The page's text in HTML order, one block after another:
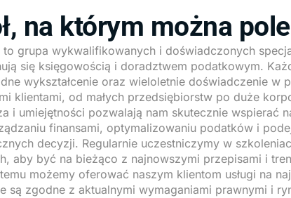
na którym można
to grupa wykwalifikowanych i doświadczonych
się księgowością i doradztwem podatkowym.
wykształcenie oraz wieloletnie doświadczenie w
klientami, od małych przedsiębiorstw po duże
i umiejętności pozwalają nam skutecznie wspierać
finansami, optymalizowaniu podatków i
decyzji. Regularnie uczestniczymy w
aby być na bieżąco z najnowszymi przepisami i
możemy oferować naszym klientom usługi na
są zgodne z aktualnymi wymaganiami prawnymi i